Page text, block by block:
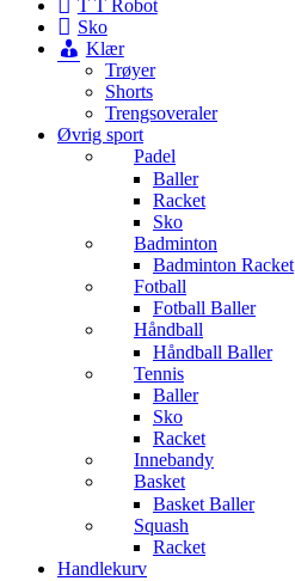
T T Robot
Sko
Klær
Trøyer
Shorts
Trengsoveraler
Øvrig sport
Padel
Baller
Racket
Sko
Badminton
Badminton Racket
Fotball
Fotball Baller
Håndball
Håndball Baller
Tennis
Baller
Sko
Racket
Innebandy
Basket
Basket Baller
Squash
Racket
Handlekurv